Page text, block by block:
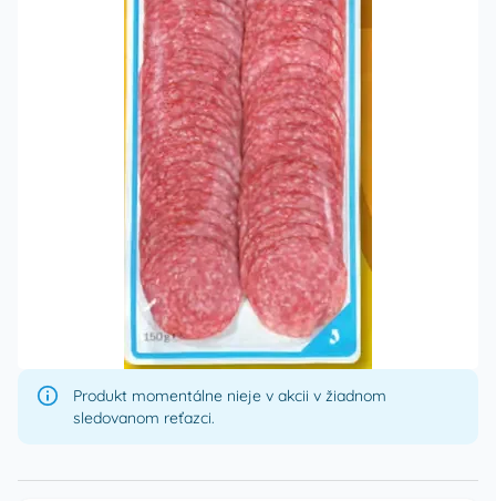
Produkt momentálne nieje v akcii v žiadnom
sledovanom reťazci.